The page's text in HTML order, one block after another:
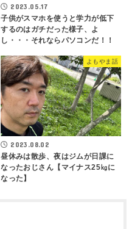
2023.05.17
子供がスマホを使うと学力が低下
するのはガチだった様子、よ
し・・・それならパソコンだ！！
よもやま話
2023.08.02
昼休みは散歩、夜はジムが日課に
なったおじさん【マイナス25㎏に
なった】